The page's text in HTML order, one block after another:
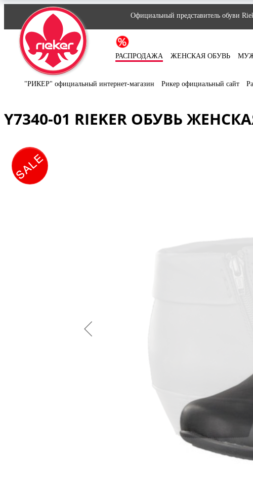
Официальный представитель обуви
РАСПРОДАЖА ЖЕНСКАЯ ОБУВЬ
"РИКЕР" официальный интернет-магазин Рикер официальный сайт
Y7340-01 RIEKER ОБУВЬ